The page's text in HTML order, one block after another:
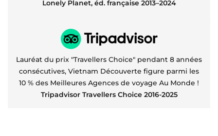
Lonely Planet, éd. française 2013–2024
Lauréat du prix "Travellers Choice" pendant 8 années
consécutives, Vietnam Découverte figure parmi les
10 % des Meilleures Agences de voyage Au Monde !
Tripadvisor Travellers Choice 2016-2025